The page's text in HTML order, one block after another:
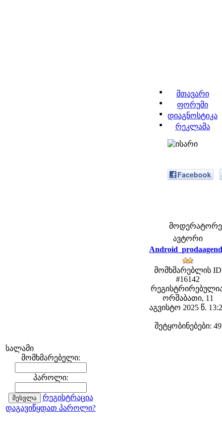
მთავარი
ფორუმი
დიაგნოსტიკა
რეკლამა
სალამი
მომხმარებელი:
პაროლი:
რეგისტრაცია
დაგავიწყდათ პაროლი?
Facebook
ავტორი
მომხმარებლის ID
#16142
ორშაბათი, 11
აგვისტო 2025 წ.
შეტყობინებები: 49